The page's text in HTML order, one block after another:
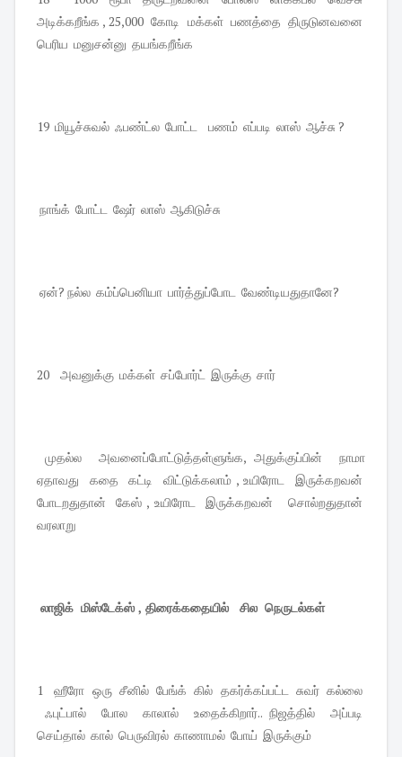
அடிக்கறீங்க , 25,000 கோடி மக்கள் பணத்தை திருடுனவனை
பெரிய மனுசன்னு தயங்கறீங்க
19 மியூச்சுவல் ஃபண்ட்ல போட்ட பணம் எப்படி லாஸ் ஆச்சு ?
நாங்க் போட்ட ஷேர் லாஸ் ஆகிடுச்சு
ஏன்? நல்ல கம்ப்பெனியா பார்த்துப்போட வேண்டியதுதானே?
20 அவனுக்கு மக்கள் சப்போர்ட் இருக்கு சார்
முதல்ல அவனைப்போட்டுத்தள்ளுங்க, அதுக்குப்பின் நாமா
ஏதாவது கதை கட்டி விட்டுக்கலாம் , உயிரோட இருக்கறவன்
போடறதுதான் கேஸ் , உயிரோட இருக்கறவன் சொல்றதுதான்
வரலாறு
லாஜிக் மிஸ்டேக்ஸ் , திரைக்கதையில் சில நெருடல்கள்
1 ஹீரோ ஒரு சீனில் பேங்க் கில் தகர்க்கப்பட்ட சுவர் கல்லை
ஃபுட்பால் போல காலால் உதைக்கிறார்.. நிஜத்தில் அப்படி
செய்தால் கால் பெருவிரல் காணாமல் போய் இருக்கும்